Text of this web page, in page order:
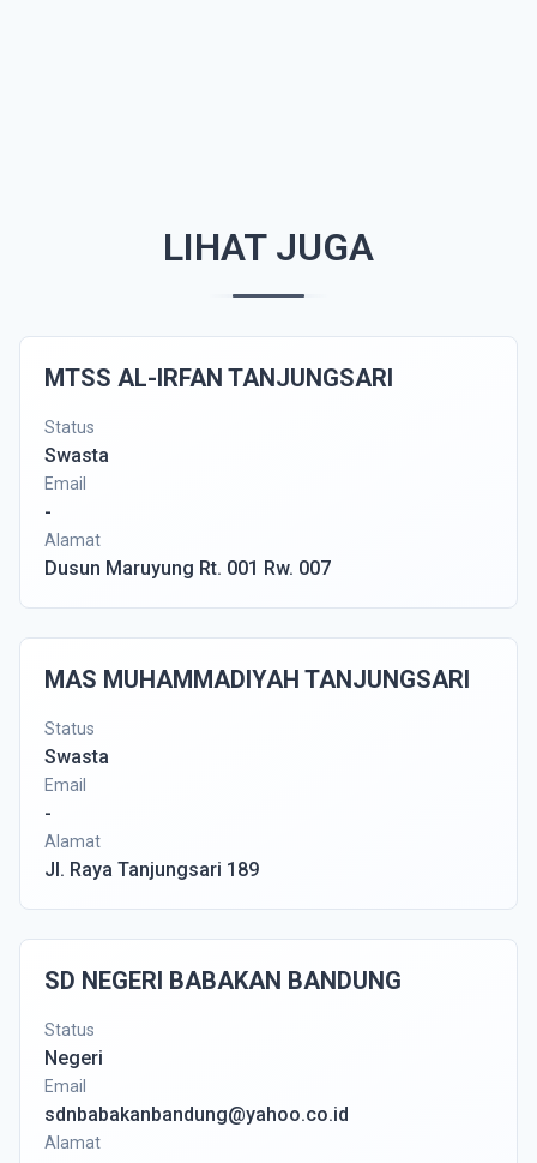
LIHAT JUGA
MTSS AL-IRFAN TANJUNGSARI
Status
Swasta
Email
-
Alamat
Dusun Maruyung Rt. 001 Rw. 007
MAS MUHAMMADIYAH TANJUNGSARI
Status
Swasta
Email
-
Alamat
Jl. Raya Tanjungsari 189
SD NEGERI BABAKAN BANDUNG
Status
Negeri
Email
sdnbabakanbandung@yahoo.co.id
Alamat